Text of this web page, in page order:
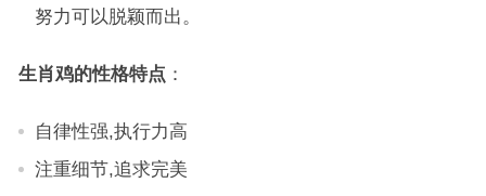
努力可以脱颖而出。
生肖鸡的性格特点 ：
自律性强,执行力高
注重细节,追求完美